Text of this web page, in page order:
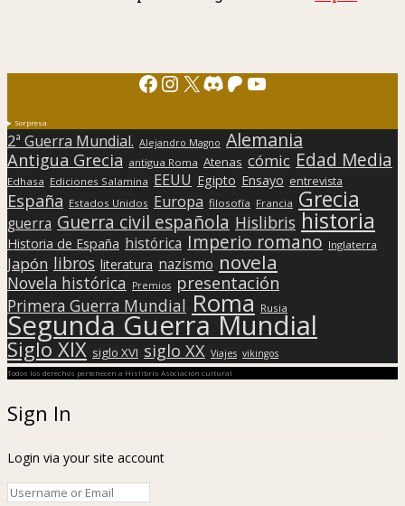
Facebook
Instagram
X Discord
Patreon
YouTube
Sorpresa
2ª Guerra Mundial. Alejandro Magno Alemania
Antigua Grecia antigua Roma Atenas cómic Edad Media
Edhasa Ediciones Salamina EEUU Egipto Ensayo entrevista
España Estados Unidos Europa filosofía Francia Grecia
guerra Guerra civil española Hislibris historia
Historia de España histórica Imperio romano Inglaterra
Japón libros literatura nazismo novela
Novela histórica Premios presentación
Primera Guerra Mundial Roma Rusia
Segunda Guerra Mundial
Siglo XIX siglo XVI siglo XX Viajes vikingos
Todos los derechos pertenecen a Hislibris Asociación cultural
Sign In
Login via your site account